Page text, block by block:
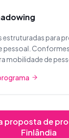
estruturadas para
pessoal.
mobilidade de
proposta de
Finlândia